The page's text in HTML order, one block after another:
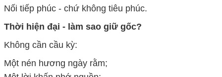
Nối tiếp phúc - chứ không tiêu phúc.
Thời hiện đại - làm sao giữ gốc?
Không cần cầu kỳ:
Một nén hương ngày rằm;